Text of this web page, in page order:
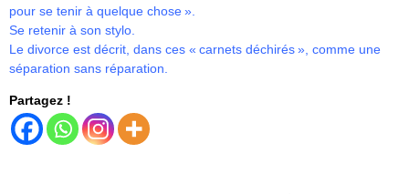
pour se tenir à quelque chose ».
Se retenir à son stylo.
Le divorce est décrit, dans ces « carnets déchirés », comme une
séparation sans réparation.
Partagez !